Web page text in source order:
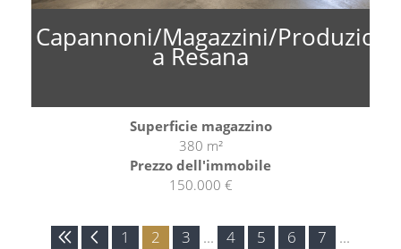
Capannoni/Magazzini/
a Resana
Superficie magazzino
380 m²
Prezzo dell'immobile
150.000 €
1 2 3 ... 4 5 6 7
...